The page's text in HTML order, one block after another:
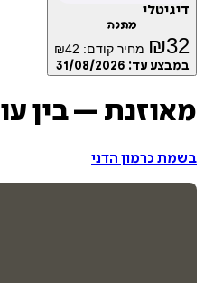
דיגיטלי
מתנה
₪32 מחיר קודם: ₪42
במבצע עד: 31/08/2026
מאוזנת – בין
בשמת כרמון הדני